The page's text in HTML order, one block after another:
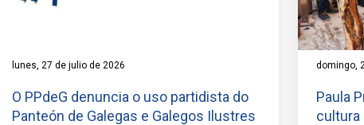
lunes, 27 de julio de 2026
O PPdeG denuncia o uso partidista do
Panteón de Galegas e Galegos Ilustres
domingo,
Paula
cultura